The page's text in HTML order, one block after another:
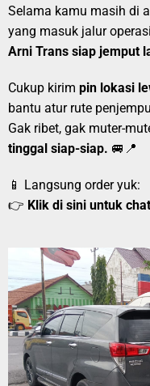
Selama kamu masih di
yang masuk jalur
Arni Trans siap jemput
Cukup kirim pin lokasi
bantu atur rute
Gak ribet, gak muter-
tinggal siap-siap. 🚐📍
📱 Langsung order yuk:
👉 Klik di sini untuk